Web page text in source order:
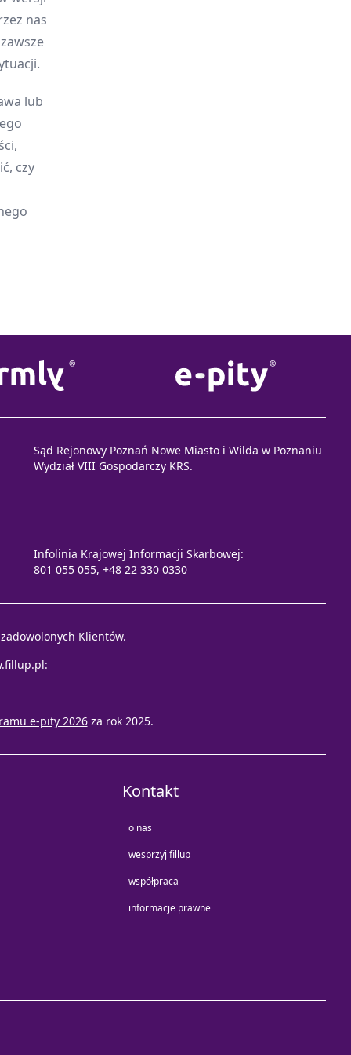
nas
lub
czy
Sąd Rejonowy Poznań Nowe Miasto i Wilda w Poznaniu
Wydział VIII Gospodarczy KRS.
Infolinia Krajowej Informacji Skarbowej:
801 055 055, +48 22 330 0330
Klientów.
:
e-pity 2026 za rok 2025.
Kontakt
o nas
wesprzyj fillup
współpraca
informacje prawne